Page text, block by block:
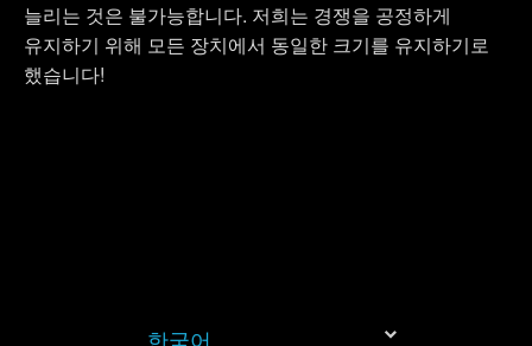
늘리는 것은 불가능합니다. 저희는 경쟁을 공정하게
유지하기 위해 모든 장치에서 동일한 크기를 유지하기로
했습니다!
한국어